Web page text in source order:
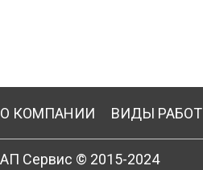
О КОМПАНИИ ВИДЫ РАБОТ
АП Сервис © 2015-2024